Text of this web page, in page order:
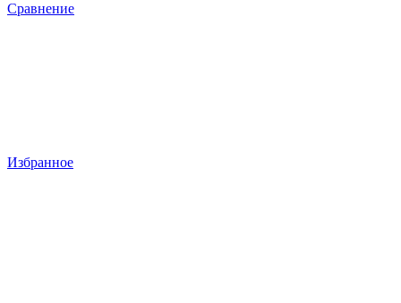
Сравнение
Избранное